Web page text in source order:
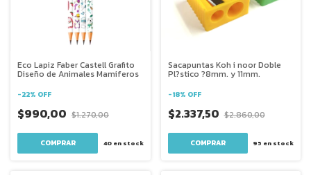
Eco Lapiz Faber Castell Grafito
Diseño de Animales Mamiferos
-22% OFF
$990,00 $1.270,00
COMPRAR 40en stock
Sacapuntas Koh i noor Doble
Pl?stico ?8mm. y 11mm.
-18% OFF
$2.337,50 $2.860,00
95 en stock